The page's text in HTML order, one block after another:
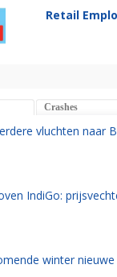
Retail
Crashes
vluchten naar
IndiGo:
winter